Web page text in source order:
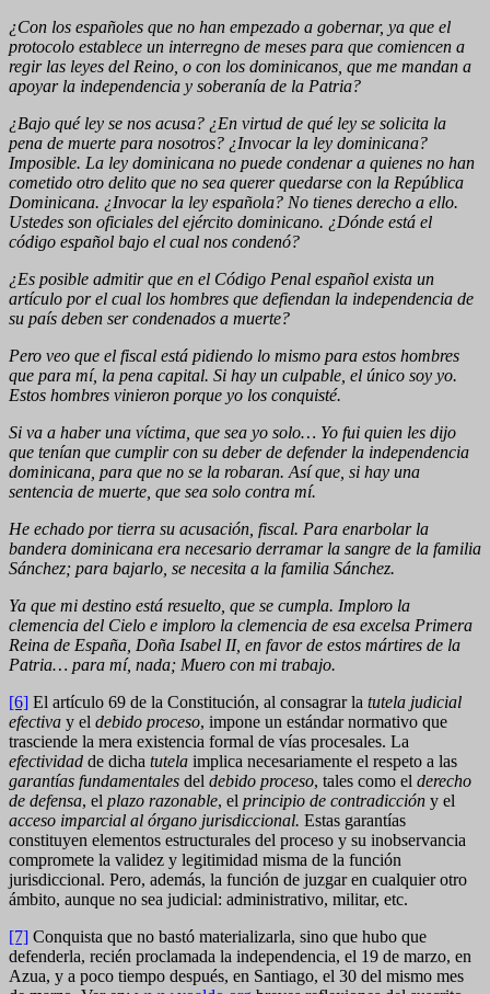
¿Con los españoles que no han empezado a gobernar, ya que el
protocolo establece un interregno de meses para que comiencen a
regir las leyes del Reino, o con los dominicanos, que me mandan a
apoyar la independencia y soberanía de la Patria?
¿Bajo qué ley se nos acusa? ¿En virtud de qué ley se solicita la
pena de muerte para nosotros? ¿Invocar la ley dominicana?
Imposible. La ley dominicana no puede condenar a quienes no han
cometido otro delito que no sea querer quedarse con la República
Dominicana. ¿Invocar la ley española? No tienes derecho a ello.
Ustedes son oficiales del ejército dominicano. ¿Dónde está el
código español bajo el cual nos condenó?
¿Es posible admitir que en el Código Penal español exista un
artículo por el cual los hombres que defiendan la independencia de
su país deben ser condenados a muerte?
Pero veo que el fiscal está pidiendo lo mismo para estos hombres
que para mí, la pena capital. Si hay un culpable, el único soy yo.
Estos hombres vinieron porque yo los conquisté.
Si va a haber una víctima, que sea yo solo… Yo fui quien les dijo
que tenían que cumplir con su deber de defender la independencia
dominicana, para que no se la robaran. Así que, si hay una
sentencia de muerte, que sea solo contra mí.
He echado por tierra su acusación, fiscal. Para enarbolar la
bandera dominicana era necesario derramar la sangre de la familia
Sánchez; para bajarlo, se necesita a la familia Sánchez.
Ya que mi destino está resuelto, que se cumpla. Imploro la
clemencia del Cielo e imploro la clemencia de esa excelsa Primera
Reina de España, Doña Isabel II, en favor de estos mártires de la
Patria… para mí, nada; Muero con mi trabajo.
[6] El artículo 69 de la Constitución, al consagrar la tutela judicial
efectiva y el debido proceso, impone un estándar normativo que
trasciende la mera existencia formal de vías procesales. La
efectividad de dicha tutela implica necesariamente el respeto a las
garantías fundamentales del debido proceso, tales como el derecho
de defensa, el plazo razonable, el principio de contradicción y el
acceso imparcial al órgano jurisdiccional. Estas garantías
constituyen elementos estructurales del proceso y su inobservancia
compromete la validez y legitimidad misma de la función
jurisdiccional. Pero, además, la función de juzgar en cualquier otro
ámbito, aunque no sea judicial: administrativo, militar, etc.
[7] Conquista que no bastó materializarla, sino que hubo que
defenderla, recién proclamada la independencia, el 19 de marzo, en
Azua, y a poco tiempo después, en Santiago, el 30 del mismo mes